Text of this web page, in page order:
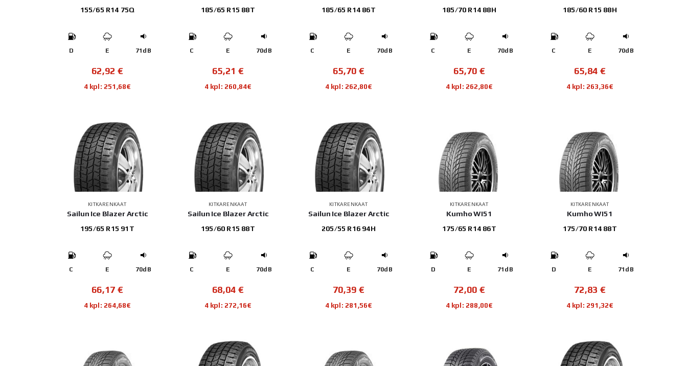
155/65 R14 75Q
D E 71dB
62,92 €
4 kpl: 251,68€
185/65 R15 88T
C E 70dB
65,21 €
4 kpl: 260,84€
185/65 R14 86T
C E 70dB
65,70 €
4 kpl: 262,80€
185/70 R14 88H
C E 70dB
65,70 €
4 kpl: 262,80€
185/60 R15 88H
C E 70dB
65,84 €
4 kpl: 263,36€
KITKARENKAAT
Sailun Ice Blazer Arctic
195/65 R15 91T
C E 70dB
66,17 €
4 kpl: 264,68€
KITKARENKAAT
Sailun Ice Blazer Arctic
195/60 R15 88T
C E 70dB
68,04 €
4 kpl: 272,16€
KITKARENKAAT
Sailun Ice Blazer Arctic
205/55 R16 94H
C E 70dB
70,39 €
4 kpl: 281,56€
KITKARENKAAT
Kumho WI51
175/65 R14 86T
D E 71dB
72,00 €
4 kpl: 288,00€
KITKARENKAAT
Kumho WI51
175/70 R14 88T
D E 71dB
72,83 €
4 kpl: 291,32€